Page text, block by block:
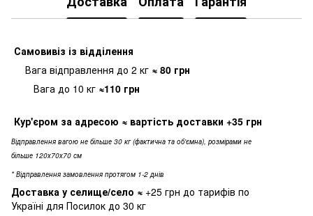
Самовивіз із відділення
Вага відправлення до 2 кг ≈ 80 грн
Вага до 10 кг ≈110 грн
Кур'єром за адресою ≈ вартість доставки +35 грн
Відправлення вагою не більше 30 кг (фактична та об'ємна), розмірами не
більше 120х70х70 см
* Відправлення замовлення протягом 1-2 днів
Доставка у селище/село ≈ +25 грн до тарифів по
Україні для Посилок до 30 кг